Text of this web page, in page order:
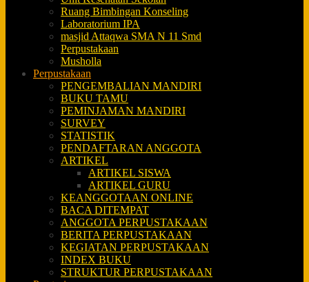
Ruang Bimbingan Konseling
Laboratorium IPA
masjid Attaqwa SMA N 11 Smd
Perpustakaan
Musholla
Perpustakaan
PENGEMBALIAN MANDIRI
BUKU TAMU
PEMINJAMAN MANDIRI
SURVEY
STATISTIK
PENDAFTARAN ANGGOTA
ARTIKEL
ARTIKEL SISWA
ARTIKEL GURU
KEANGGOTAAN ONLINE
BACA DITEMPAT
ANGGOTA PERPUSTAKAAN
BERITA PERPUSTAKAAN
KEGIATAN PERPUSTAKAAN
INDEX BUKU
STRUKTUR PERPUSTAKAAN